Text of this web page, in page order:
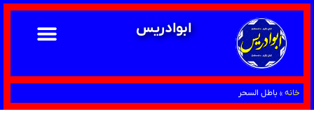
ابوادریس
خانه»باطل السحر